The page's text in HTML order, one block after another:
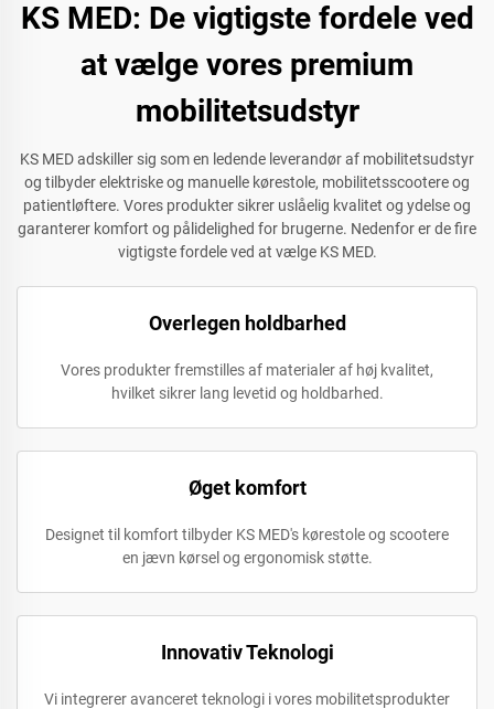
KS MED: De vigtigste fordele ved
at vælge vores premium
mobilitetsudstyr
KS MED adskiller sig som en ledende leverandør af mobilitetsudstyr
og tilbyder elektriske og manuelle kørestole, mobilitetsscootere og
patientløftere. Vores produkter sikrer uslåelig kvalitet og ydelse og
garanterer komfort og pålidelighed for brugerne. Nedenfor er de fire
vigtigste fordele ved at vælge KS MED.
Overlegen holdbarhed
Vores produkter fremstilles af materialer af høj kvalitet,
hvilket sikrer lang levetid og holdbarhed.
Øget komfort
Designet til komfort tilbyder KS MED's kørestole og scootere
en jævn kørsel og ergonomisk støtte.
Innovativ Teknologi
Vi integrerer avanceret teknologi i vores mobilitetsprodukter